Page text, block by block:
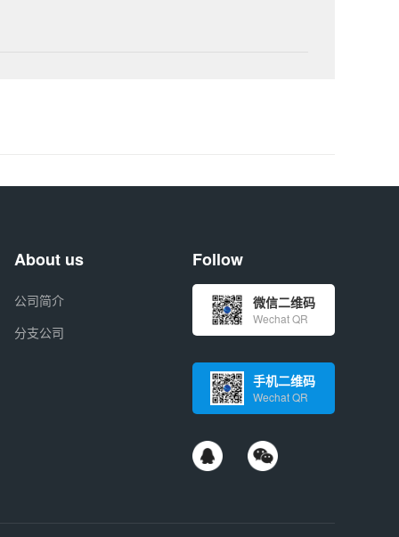
About us
公司简介
分支公司
Follow
微信二维码
Wechat QR
手机二维码
Wechat QR